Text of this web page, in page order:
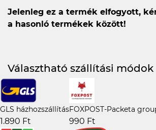
Jelenleg ez a termék elfogyott,
a hasonló termékek között!
Választható szállítási módok
GLS házhozszállítás
1.890 Ft
FOXPOST-Packeta
990 Ft